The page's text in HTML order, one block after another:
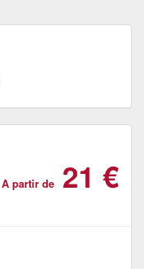
A partir de 21 €